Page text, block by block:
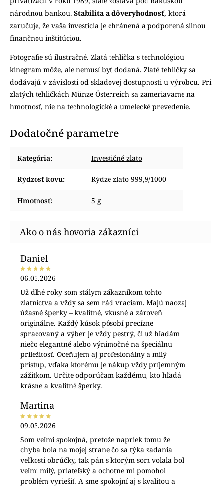
národnou bankou. Stabilita a dôveryhodnosť, ktorá
zaručuje, že vaša investícia je chránená a podporená silnou
finančnou inštitúciou.
Fotografie sú ilustračné. Zlatá tehlička s technológiou
kinegram môže, ale nemusí byť dodaná. Zlaté tehličky sa
dodávajú v závislosti od skladovej dostupnosti u výrobcu. Pri
zlatých tehličkách Münze Österreich sa zameriavame na
hmotnosť, nie na technologické a umelecké prevedenie.
Dodatočné parametre
Kategória: Investičné zlato
Rýdzosť kovu: Rýdze zlato 999,9/1000
Hmotnosť: 5 g
Daniel
06.05.2026
Už dlhé roky som stálym zákazníkom tohto
zlatníctva a vždy sa sem rád vraciam. Majú naozaj
úžasné šperky – kvalitné, vkusné a zároveň
originálne. Každý kúsok pôsobí precízne
spracovaný a výber je vždy pestrý, či už hľadám
niečo elegantné alebo výnimočné na špeciálnu
príležitosť. Oceňujem aj profesionálny a milý
prístup, vďaka ktorému je nákup vždy príjemným
zážitkom. Určite odporúčam každému, kto hľadá
krásne a kvalitné šperky.
Martina
09.03.2026
Som veľmi spokojná, pretože napriek tomu že
chyba bola na mojej strane čo sa týka zadania
veľkosti obrúčky, tak pán s ktorým som volala bol
veľmi milý, priateľský a ochotne mi pomohol
problém vyriešiť. A sme spokojní aj s kvalitou a